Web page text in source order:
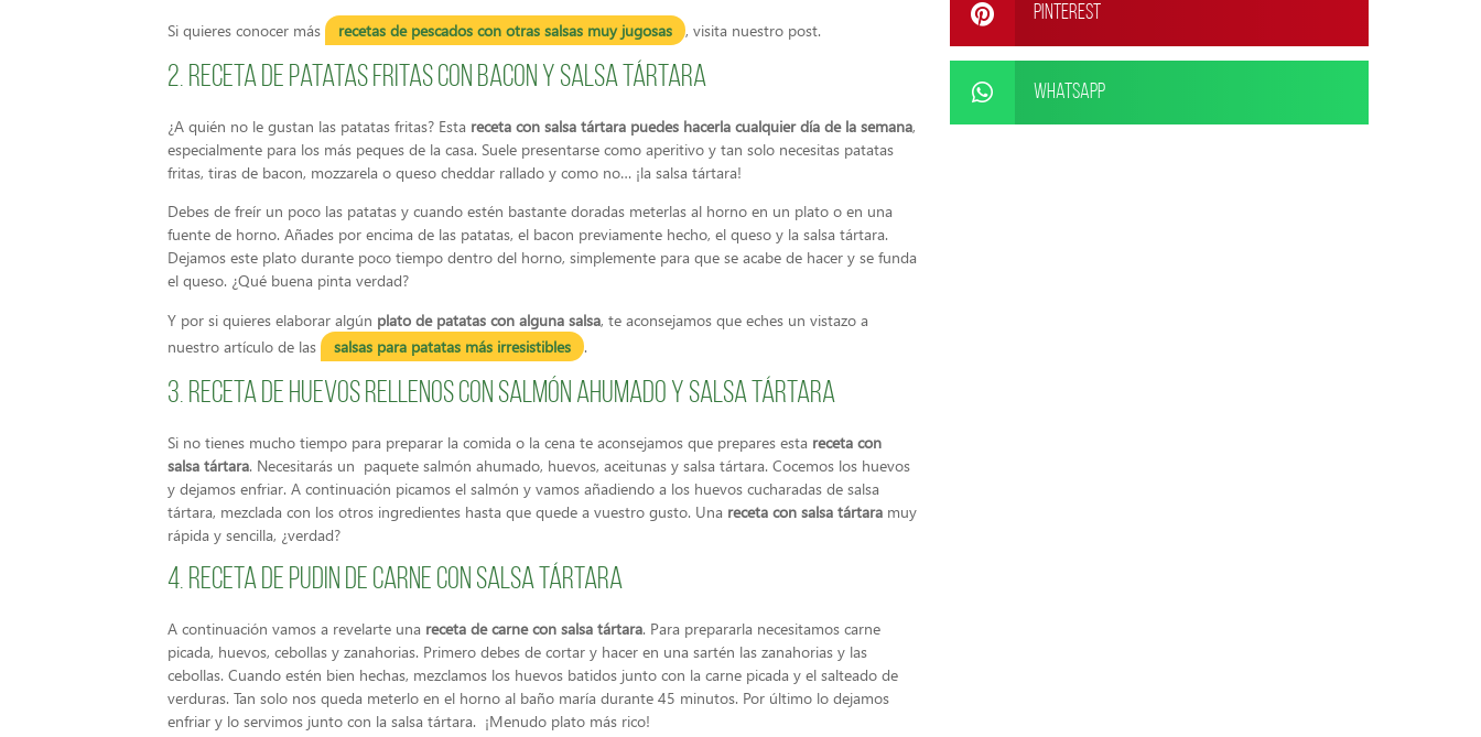
Si quieres conocer más recetas de pescados con otras salsas muy jugosas , visita nuestro post.
2. Receta de patatas fritas con bacon y salsa tártara
¿A quién no le gustan las patatas fritas? Esta receta con salsa tártara puedes hacerla cualquier día de la semana,
especialmente para los más peques de la casa. Suele presentarse como aperitivo y tan solo necesitas patatas
fritas, tiras de bacon, mozzarela o queso cheddar rallado y como no… ¡la salsa tártara!
Debes de freír un poco las patatas y cuando estén bastante doradas meterlas al horno en un plato o en una
fuente de horno. Añades por encima de las patatas, el bacon previamente hecho, el queso y la salsa tártara.
Dejamos este plato durante poco tiempo dentro del horno, simplemente para que se acabe de hacer y se funda
el queso. ¿Qué buena pinta verdad?
Y por si quieres elaborar algún plato de patatas con alguna salsa, te aconsejamos que eches un vistazo a
nuestro artículo de las
salsas para patatas más irresistibles .
3. Receta de huevos rellenos con salmón ahumado y salsa tártara
Si no tienes mucho tiempo para preparar la comida o la cena te aconsejamos que prepares esta receta con
salsa tártara. Necesitarás un paquete salmón ahumado, huevos, aceitunas y salsa tártara. Cocemos los huevos
y dejamos enfriar. A continuación picamos el salmón y vamos añadiendo a los huevos cucharadas de salsa
tártara, mezclada con los otros ingredientes hasta que quede a vuestro gusto. Una receta con salsa tártara muy
rápida y sencilla, ¿verdad?
4. Receta de pudin de carne con salsa tártara
A continuación vamos a revelarte una receta de carne con salsa tártara. Para prepararla necesitamos carne
picada, huevos, cebollas y zanahorias. Primero debes de cortar y hacer en una sartén las zanahorias y las
cebollas. Cuando estén bien hechas, mezclamos los huevos batidos junto con la carne picada y el salteado de
verduras. Tan solo nos queda meterlo en el horno al baño maría durante 45 minutos. Por último lo dejamos
enfriar y lo servimos junto con la salsa tártara. ¡Menudo plato más rico!
Pinterest
WhatsApp